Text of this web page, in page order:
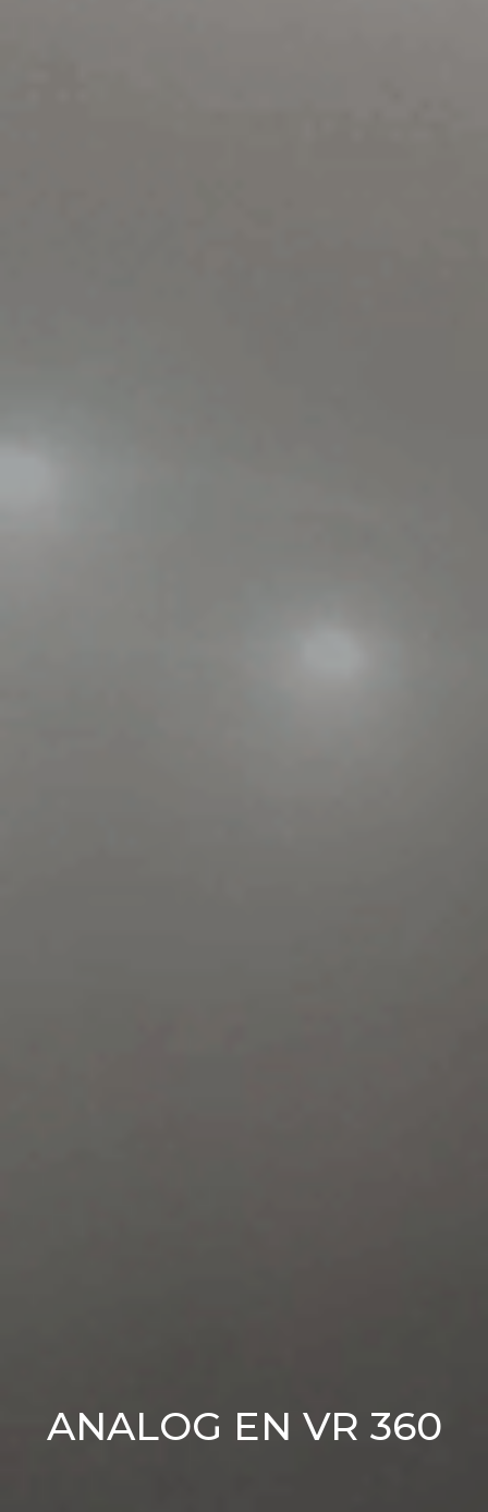
ANALOG EN VR 360